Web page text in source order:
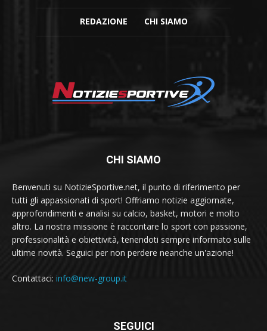
REDAZIONE CHI SIAMO
CHI SIAMO
Benvenuti su NotizieSportive.net, il punto di riferimento per
tutti gli appassionati di sport! Offriamo notizie aggiornate,
approfondimenti e analisi su calcio, basket, motori e molto
altro. La nostra missione è raccontare lo sport con passione,
professionalità e obiettività, tenendoti sempre informato sulle
ultime novità. Seguici per non perdere neanche un'azione!
Contattaci: info@new-group.it
SEGUICI